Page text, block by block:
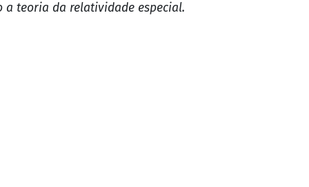
a teoria da relatividade especial.